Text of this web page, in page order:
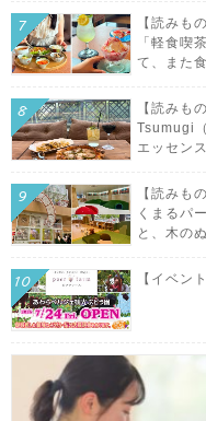
【読みも
「軽食喫
て、また
【読みも
Tsumugi
エッセン
【読みも
くまるパ
と、木の
【イベン